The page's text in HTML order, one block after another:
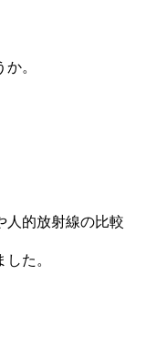
。
人的放射線の比較
た。